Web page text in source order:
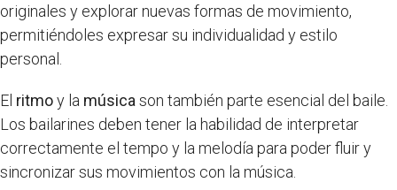
originales y explorar nuevas formas de movimiento,
permitiéndoles expresar su individualidad y estilo
personal.
El ritmoy la música son también parte esencial del baile.
Los bailarines deben tener la habilidad de interpretar
correctamente el tempo y la melodía para poder fluir y
sincronizar sus movimientos con la música.